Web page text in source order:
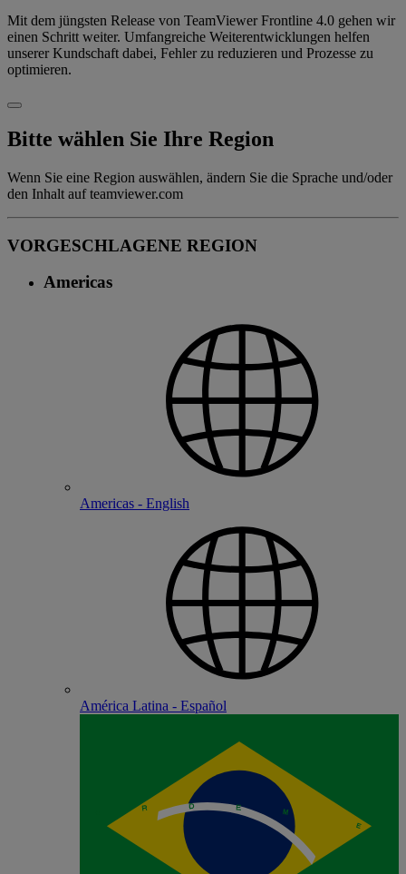
Mit dem jüngsten Release von TeamViewer Frontline 4.0 gehen wir
einen Schritt weiter. Umfangreiche Weiterentwicklungen helfen
unserer Kundschaft dabei, Fehler zu reduzieren und Prozesse zu
optimieren.
Bitte wählen Sie Ihre Region
Wenn Sie eine Region auswählen, ändern Sie die Sprache und/oder
den Inhalt auf teamviewer.com
VORGESCHLAGENE REGION
Americas
Americas - English
América Latina - Español